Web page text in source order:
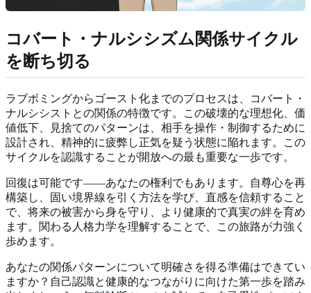
コバート・ナルシシズム関係サイクル
を断ち切る
ラブボミングからゴースト化までのプロセスは、コバート・
ナルシシストとの関係の特徴です。この破壊的な理想化、価
値低下、見捨てのパターンは、相手を操作・制御するために
設計され、精神的に疲弊し正気を疑う状態に陥れます。この
サイクルを認識することが開放への最も重要な一歩です。
回復は可能です——あなたの権利でもあります。自尊心を再
構築し、固い境界線を引く方法を学び、直感を信頼すること
で、将来の被害から身を守り、より健康的で真実の絆を育め
ます。関わる人格力学を理解することで、この旅路が力強く
歩めます。
あなたの関係パターンについて明確さを得る準備はできてい
ますか？自己認識と健康的なつながりに向けた第一歩を踏み